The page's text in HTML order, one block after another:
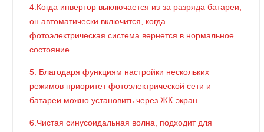
4.Когда инвертор выключается из-за разряда батареи,
он автоматически включится, когда
фотоэлектрическая система вернется в нормальное
состояние
5. Благодаря функциям настройки нескольких
режимов приоритет фотоэлектрической сети и
батареи можно установить через ЖК-экран.
6.Чистая синусоидальная волна, подходит для